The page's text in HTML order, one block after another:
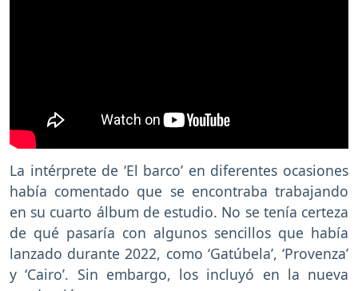
La intérprete de ‘El barco’ en diferentes ocasiones
había comentado que se encontraba trabajando
en su cuarto álbum de estudio. No se tenía certeza
de qué pasaría con algunos sencillos que había
lanzado durante 2022, como ‘Gatúbela’, ‘Provenza’
y ‘Cairo’. Sin embargo, los incluyó en la nueva